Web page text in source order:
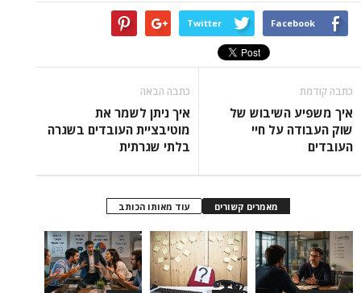
Facebook
Twitter
כתבה קודמת
איך משפיע השיבוש של
שוק העבודה על חיי
העובדים
כתבה הבאה
איך ניתן לשמר את
מוטיבציית העובדים בשגרה
בלתי שגרתית
מאמרים קשורים עוד מאותו הכותב